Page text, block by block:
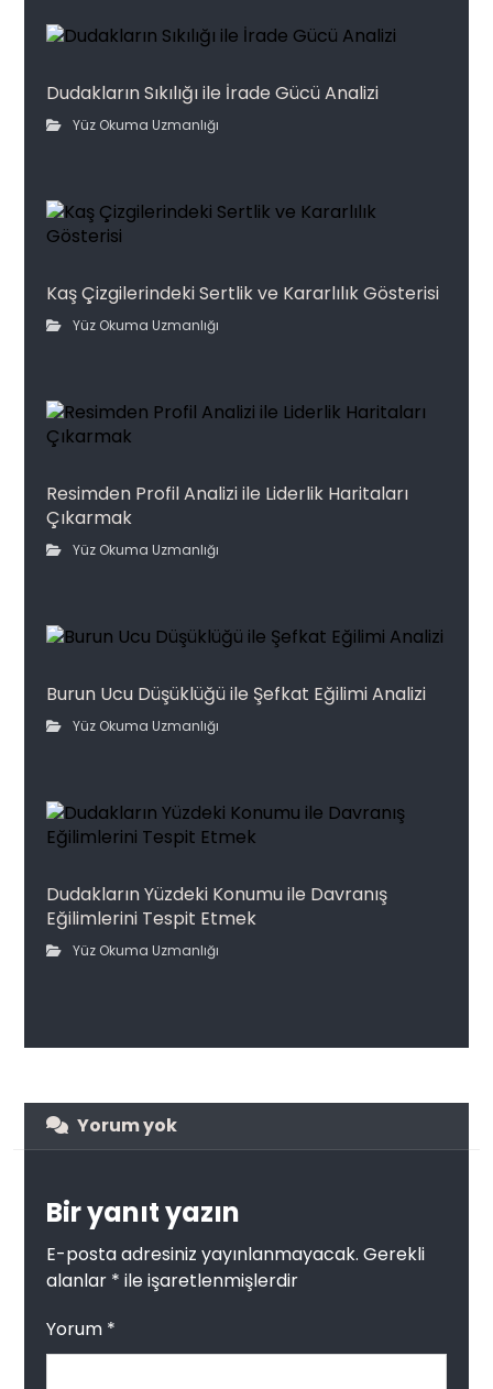
Dudakların Sıkılığı ile İrade Gücü Analizi
Yüz Okuma Uzmanlığı
Kaş Çizgilerindeki Sertlik ve Kararlılık Gösterisi
Yüz Okuma Uzmanlığı
Resimden Profil Analizi ile Liderlik Haritaları
Çıkarmak
Yüz Okuma Uzmanlığı
Burun Ucu Düşüklüğü ile Şefkat Eğilimi Analizi
Yüz Okuma Uzmanlığı
Dudakların Yüzdeki Konumu ile Davranış
Eğilimlerini Tespit Etmek
Yüz Okuma Uzmanlığı
Yorum yok
Bir yanıt yazın
E-posta adresiniz yayınlanmayacak. Gerekli
alanlar * ile işaretlenmişlerdir
Yorum *